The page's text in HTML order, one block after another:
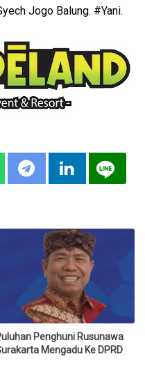
Jogo Balung. #Yani.
Penghuni Rusunawa
Mengadu Ke DPRD